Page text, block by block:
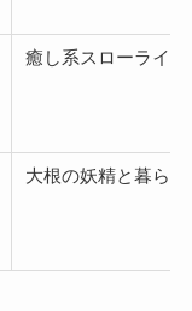
癒し系スローライ
大根の妖精と暮ら